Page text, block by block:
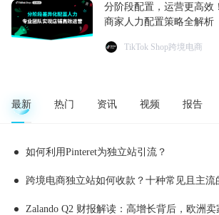
分阶段配置，运营更高效
商家人力配置策略全解析
TikTok Shop跨境电商
最新 热门 资讯 视频 报告
如何利用Pinteret为独立站引流？
跨境电商独立站如何收款？十种常见且主流的
Zalando Q2 财报解读：高增长背后，欧洲